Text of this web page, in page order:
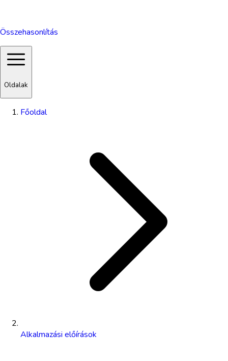
Összehasonlítás
Oldalak
Főoldal
Alkalmazási előírások